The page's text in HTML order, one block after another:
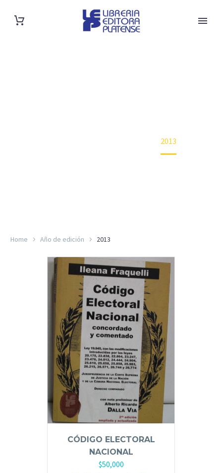
2013
Home Año de edición 2013
CÓDIGO ELECTORAL
NACIONAL
$50,000